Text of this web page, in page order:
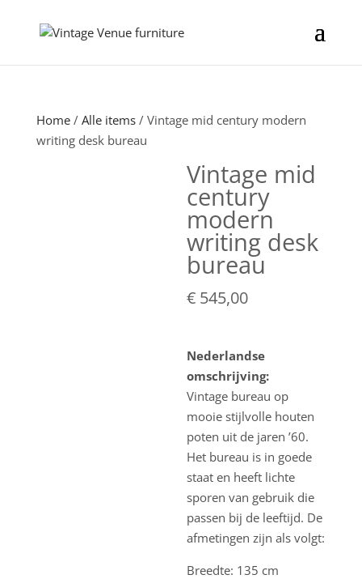
Home/ Alle items/ Vintage mid century modern
writing desk bureau
Vintage mid
century
modern
writing desk
bureau
€ 545,00
Nederlandse
omschrijving:
Vintage bureau op
mooie stijlvolle houten
poten uit de jaren ’60.
Het bureau is in goede
staat en heeft lichte
sporen van gebruik die
passen bij de leeftijd. De
afmetingen zijn als volgt:
Breedte: 135 cm